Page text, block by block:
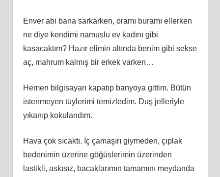
Enver abi bana sarkarken, oramı buramı ellerken
ne diye kendimi namuslu ev kadını gibi
kasacaktım? Hazır elimin altında benim gibi sekse
aç, mahrum kalmış bir erkek varken…
Hemen bilgisayarı kapatıp banyoya gittim. Bütün
istenmeyen tüylerimi temizledim. Duş jelleriyle
yıkanıp kokulandım.
Hava çok sıcaktı. İç çamaşırı giymeden, çıplak
bedenimin üzerine göğüslerimin üzerinden
lastikli, askısız, bacaklarımın tamamını meydanda